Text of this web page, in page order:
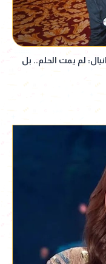
لم يمت الحلم.. بل